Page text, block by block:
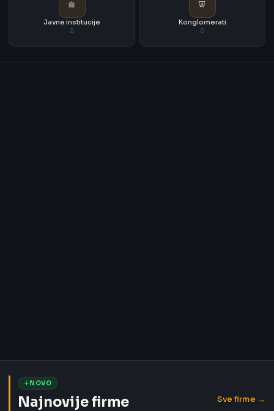
Javne institucije
2
Konglomerati
0
NOVO
Najnovije firme Sve firme →